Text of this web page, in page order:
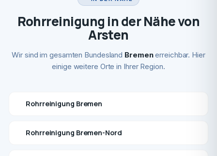
Rohrreinigung in der Nähe von
Arsten
Wir sind im gesamten Bundesland Bremenerreichbar. Hier
einige weitere Orte in Ihrer Region.
Rohrreinigung Bremen
Rohrreinigung Bremen-Nord